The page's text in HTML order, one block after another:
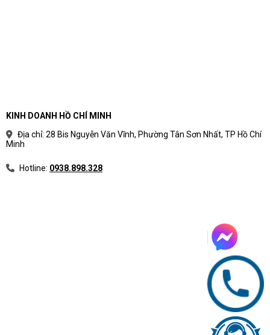
KINH DOANH HỒ CHÍ MINH
Địa chỉ: 28 Bis Nguyễn Văn Vĩnh, Phường Tân Sơn Nhất, TP Hồ Chí
Minh
Hotline: 0938.898.328